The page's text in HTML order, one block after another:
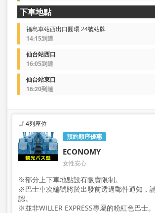
下車地點
福島車站西出口圓環 24號站牌
14:15到達
仙台站西口
16:05到達
仙台站東口
16:20到達
預約順序優惠
4列座位
ECONOMY
女性安心
※部分上下車地點設有販賣限制。
※巴士車次編號將於出發前透過郵件通知，
認。
※並非WILLER EXPRESS專屬的粉紅色巴士。